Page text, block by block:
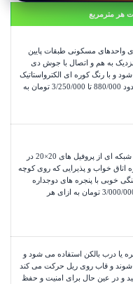
هر مترمربع
واحدهای مسکونی طبقات پایین
به هم و اتصال با جوش دی
و با رنگ کوره ای الکترواستاتیک
880/000 تا 3/250/000 تومان به
حفاظ پنجره ثابت مشبک ریز مسکونی شبکه ای از پروفیل های 20×20 در
اتاق خواب و پذیرایی که روی کوچه
خوبی با پنجره های دوجداره
3/000/ تومان به ازای هر
یا درب بالکن استفاده می شود و
و قاب روی ریل حرکت می کند
و در عین حال برای امنیت و حفظ